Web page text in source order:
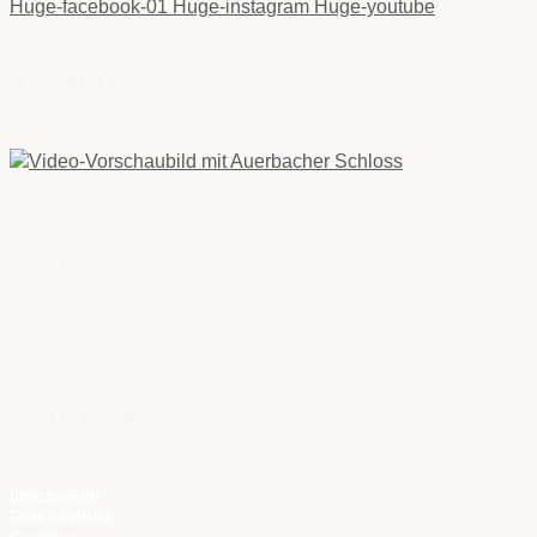
Huge-facebook-01 Huge-instagram Huge-youtube